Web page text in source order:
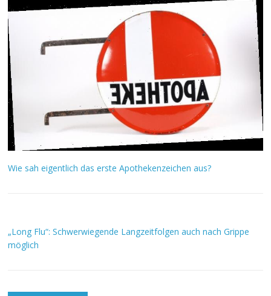
Wie sah eigentlich das erste Apothekenzeichen aus?
„Long Flu“: Schwerwiegende Langzeitfolgen auch nach Grippe
möglich